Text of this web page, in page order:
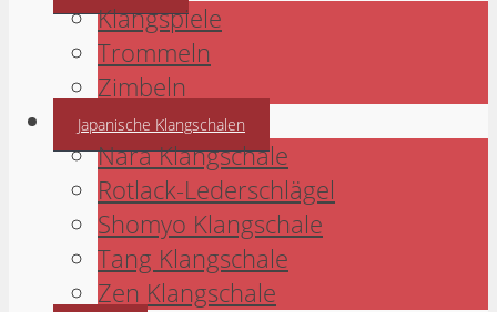
Klangspiele
Trommeln
Zimbeln
Japanische Klangschalen
Nara Klangschale
Rotlack-Lederschlägel
Shomyo Klangschale
Tang Klangschale
Zen Klangschale